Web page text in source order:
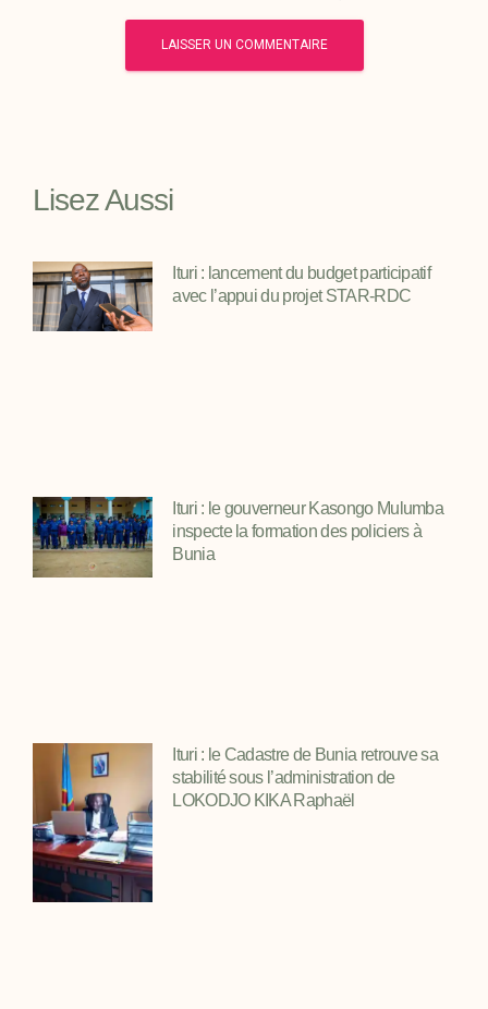
Lisez Aussi
Ituri : lancement du budget participatif
avec l’appui du projet STAR-RDC
Ituri : le gouverneur Kasongo Mulumba
inspecte la formation des policiers à
Bunia
Ituri : le Cadastre de Bunia retrouve sa
stabilité sous l’administration de
LOKODJO KIKA Raphaël